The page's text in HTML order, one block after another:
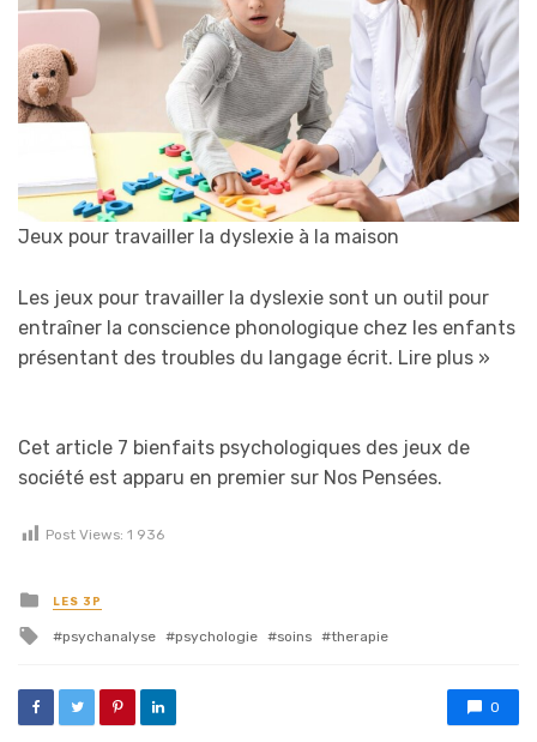
Jeux pour travailler la dyslexie à la maison
Les jeux pour travailler la dyslexie sont un outil pour
entraîner la conscience phonologique chez les enfants
présentant des troubles du langage écrit. Lire plus »
Cet article 7 bienfaits psychologiques des jeux de
société est apparu en premier sur Nos Pensées.
Post Views: 1 936
Posted in
LES 3P
Tagged with
psychanalyse psychologie soins therapie
0